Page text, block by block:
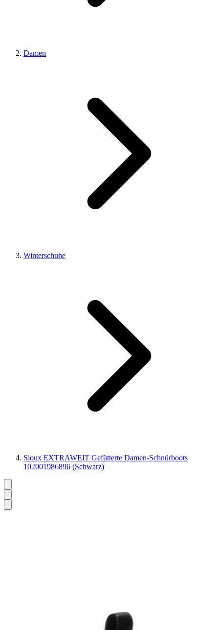
Damen
Winterschuhe
Sioux EXTRAWEIT Gefütterte Damen-Schnürboots
102001986896 (Schwarz)